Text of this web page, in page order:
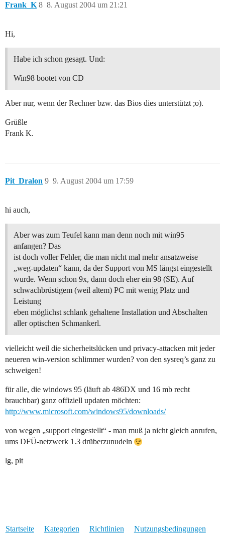
Frank_K 8. August 2004 um 21:21
8
Hi,
Habe ich schon gesagt. Und:
Win98 bootet von CD
Aber nur, wenn der Rechner bzw. das Bios dies unterstützt ;o).
Grüßle
Frank K.
Pit_Dralon 9. August 2004 um 17:59
9
hi auch,
Aber was zum Teufel kann man denn noch mit win95
anfangen? Das
ist doch voller Fehler, die man nicht mal mehr ansatzweise
„weg-updaten“ kann, da der Support von MS längst eingestellt
wurde. Wenn schon 9x, dann doch eher ein 98 (SE). Auf
schwachbrüstigem (weil altem) PC mit wenig Platz und
Leistung
eben möglichst schlank gehaltene Installation und Abschalten
aller optischen Schmankerl.
vielleicht weil die sicherheitslücken und privacy-attacken mit jeder
neueren win-version schlimmer wurden? von den sysreq’s ganz zu
schweigen!
für alle, die windows 95 (läuft ab 486DX und 16 mb recht
brauchbar) ganz offiziell updaten möchten:
http://www.microsoft.com/windows95/downloads/
von wegen „support eingestellt“ - man muß ja nicht gleich anrufen,
ums DFÜ-netzwerk 1.3 drüberzunudeln
lg, pit
Startseite Kategorien Richtlinien Nutzungsbedingungen